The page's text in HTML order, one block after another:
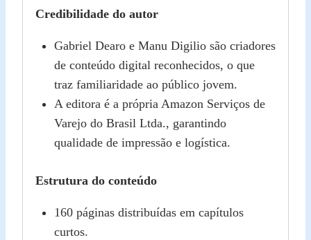
Credibilidade do autor
Gabriel Dearo e Manu Digilio são criadores
de conteúdo digital reconhecidos, o que
traz familiaridade ao público jovem.
A editora é a própria Amazon Serviços de
Varejo do Brasil Ltda., garantindo
qualidade de impressão e logística.
Estrutura do conteúdo
160 páginas distribuídas em capítulos
curtos.